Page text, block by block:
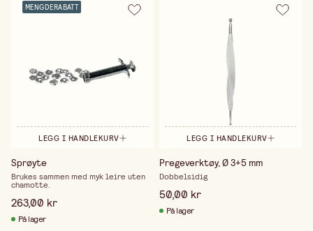
MENGDERABATT
LEGG I HANDLEKURV
Sprøyte
Brukes sammen med myk leire uten
chamotte.
263,00 kr
På lager
LEGG I HANDLEKURV
Pregeverktøy, Ø 3+5 mm
Dobbelsidig
50,00 kr
På lager